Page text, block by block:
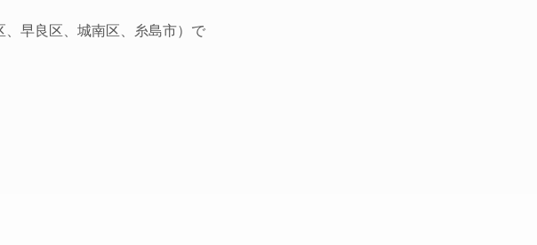
早良区、城南区、糸島市）で